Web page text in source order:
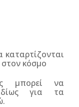
καταρτίζονται
κόσμο
μπορεί να
για τα